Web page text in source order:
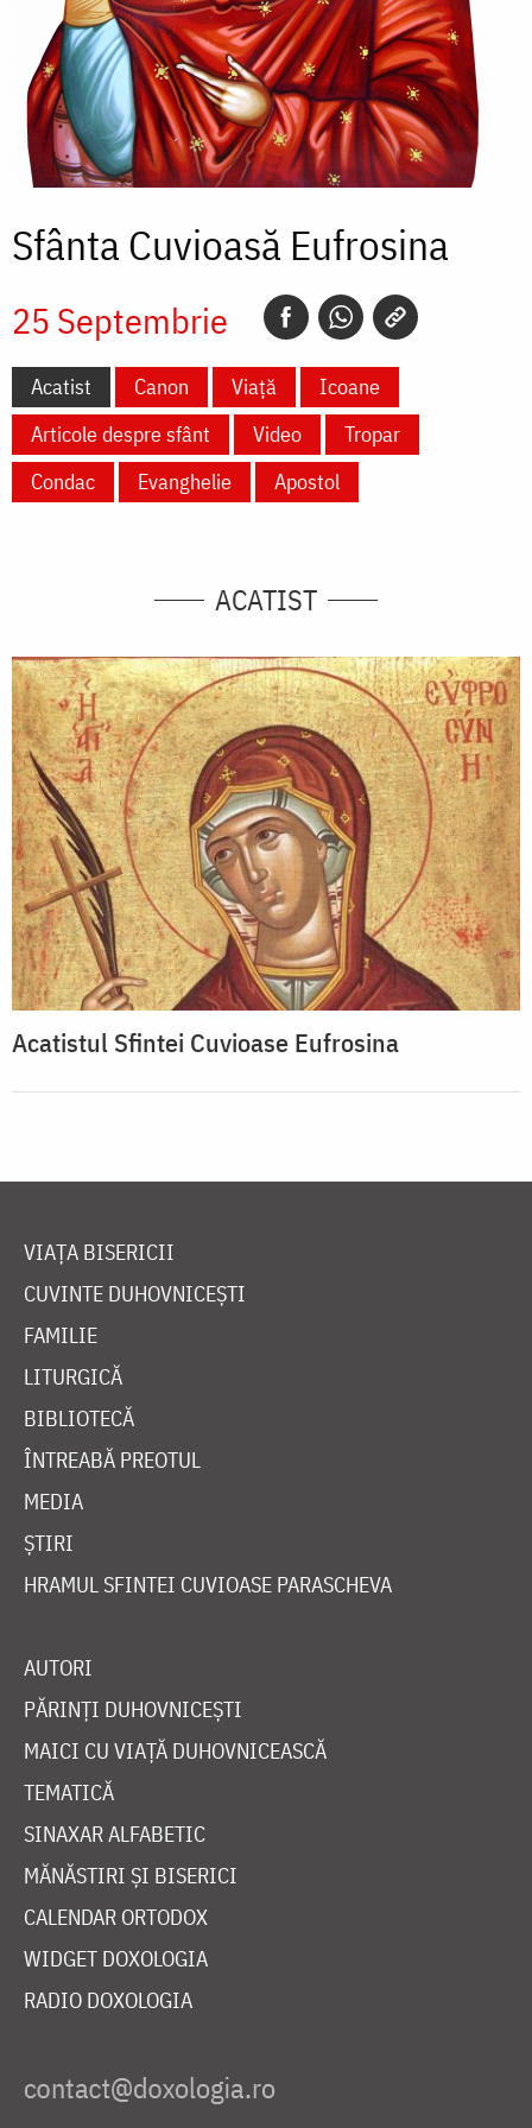
Sfânta Cuvioasă Eufrosina
25 Septembrie
Acatist Canon Viață
Icoane
Articole despre sfânt
Video
Tropar
Condac
Evanghelie Apostol
ACATIST
Acatistul Sfintei Cuvioase Eufrosina
VIAȚA BISERICII
CUVINTE DUHOVNICEȘTI
FAMILIE
LITURGICĂ
BIBLIOTECĂ
ÎNTREABĂ PREOTUL
MEDIA
ȘTIRI
HRAMUL SFINTEI CUVIOASE PARASCHEVA
AUTORI
PĂRINȚI DUHOVNICEȘTI
MAICI CU VIAȚĂ DUHOVNICEASCĂ
TEMATICĂ
SINAXAR ALFABETIC
MĂNĂSTIRI ȘI BISERICI
CALENDAR ORTODOX
WIDGET DOXOLOGIA
RADIO DOXOLOGIA